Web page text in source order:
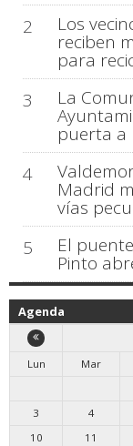
2
Los
reciben
para
3
La
puerta a
4
Madrid
vías
5
El
Pinto
Agenda
Lun
Mar
3
4
10
11